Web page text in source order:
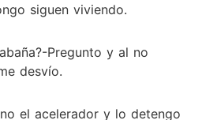
siguen viviendo.
Pregunto y al no
desvío.
el acelerador y lo detengo